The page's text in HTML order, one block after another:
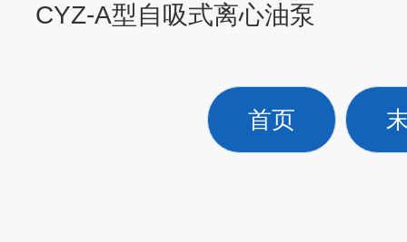
CYZ-A型自吸式离心油泵
首页